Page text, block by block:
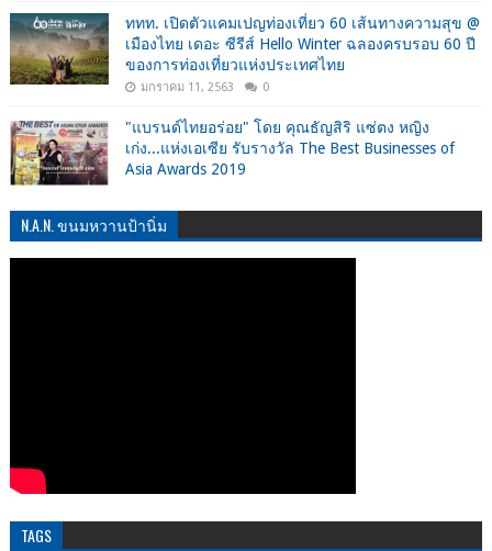
ททท. เปิดตัวแคมเปญท่องเที่ยว 60 เส้นทางความสุข @
เมืองไทย เดอะ ซีรีส์ Hello Winter ฉลองครบรอบ 60 ปี
ของการท่องเที่ยวแห่งประเทศไทย
มกราคม 11, 2563 0
"แบรนด์ไทยอร่อย" โดย คุณธัญสิริ แซ่ตง หญิง
เก่ง...แห่งเอเซีย รับรางวัล The Best Businesses of
Asia Awards 2019
N.A.N. ขนมหวานป้านิ่ม
TAGS